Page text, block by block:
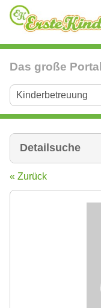
Das große
Detailsuche
« Zurück